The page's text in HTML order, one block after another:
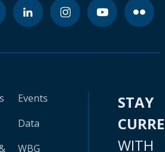
Events
Data
WBG
STAY
WITH